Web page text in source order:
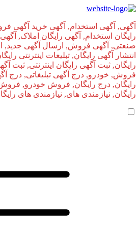
آگهی, آگهی استخدام, آگهی خرید آگهی
رایگان استخدام, آگهی رایگان املاک,
صنعتی, آگهی فروش, ارسال آگهی جدید,
انتشار آگهی رایگان, تبلیغات اینترنتی
رایگان, ثبت آگهی رایگان اینترنتی, ثبت
فروش, خودرو, درج آگهی تبلیغاتی, درج
رایگان, درج رایگان, فروش خودرو,
رایگان, نیازمندی های, نیازمندی‌ های